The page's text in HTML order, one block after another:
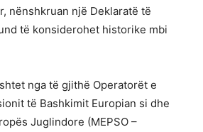
nënshkruan një Deklaratë të
të konsiderohet historike mbi
nga të gjithë Operatorët e
të Bashkimit Europian si dhe
Juglindore (MEPSO –